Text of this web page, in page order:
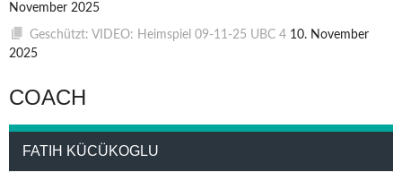
November 2025
Geschützt: VIDEO: Heimspiel 09-11-25 UBC 4 10. November
2025
COACH
FATIH KÜCÜKOGLU